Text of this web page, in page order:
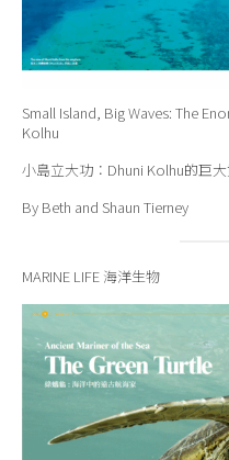
Small Island, Big Waves: The
Kolhu
小島立大功：Dhuni Kolhu的巨
By Beth and Shaun Tierney
MARINE LIFE 海洋生物